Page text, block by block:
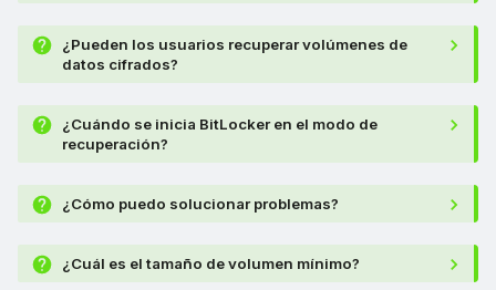
¿Pueden los usuarios recuperar volúmenes de
datos cifrados?
¿Cuándo se inicia BitLocker en el modo de
recuperación?
¿Cómo puedo solucionar problemas?
¿Cuál es el tamaño de volumen mínimo?